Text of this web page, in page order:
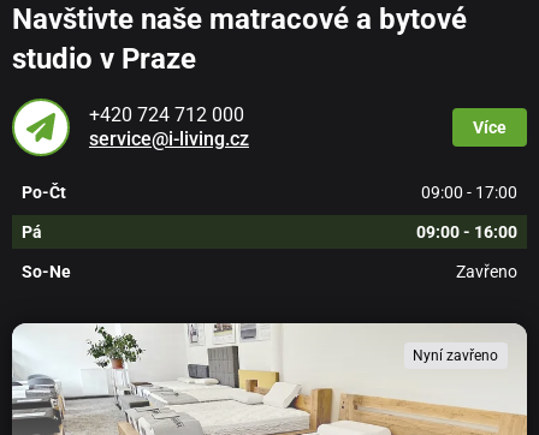
Navštivte naše matracové a bytové
studio v Praze
+420 724 712 000
service@i-living.cz
Více
Po-Čt 09:00 - 17:00
Pá 09:00 - 16:00
So-Ne Zavřeno
Nyní zavřeno